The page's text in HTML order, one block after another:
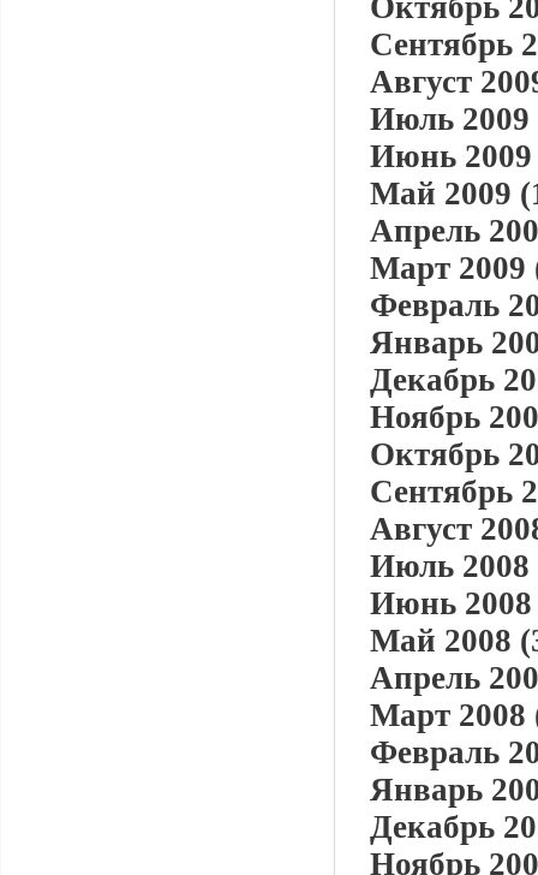
Октябрь
Сентябрь
Август
Июль 2009
Июнь 2009
Май 2009
Апрель
Март 2009
Февраль
Январь
Декабрь
Ноябрь
Октябрь
Сентябрь
Август
Июль 2008
Июнь 2008
Май 2008
Апрель
Март 2008
Февраль
Январь
Декабрь
Ноябрь